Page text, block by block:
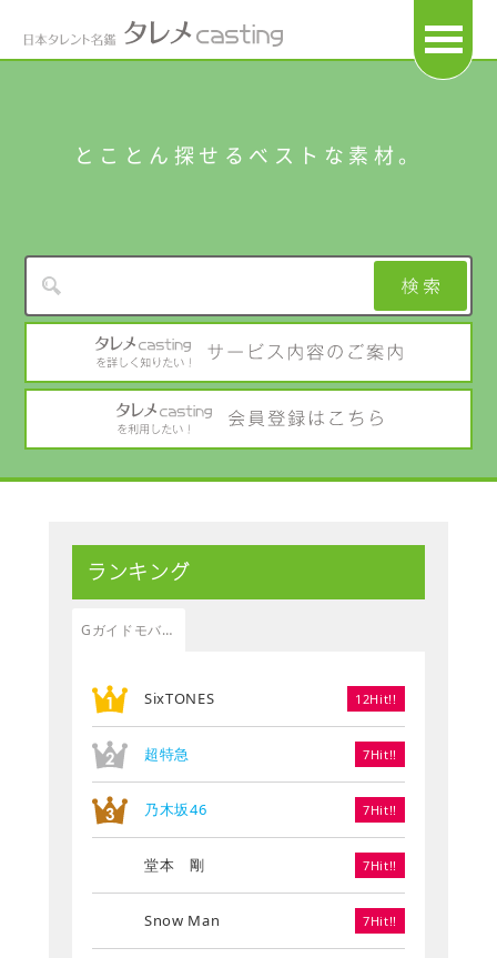
とことん探せるベストな素材。
ランキング
Gガイドモバイル
SixTONES 12Hit!!
超特急 7Hit!!
乃木坂46 7Hit!!
堂本 剛 7Hit!!
Snow Man 7Hit!!